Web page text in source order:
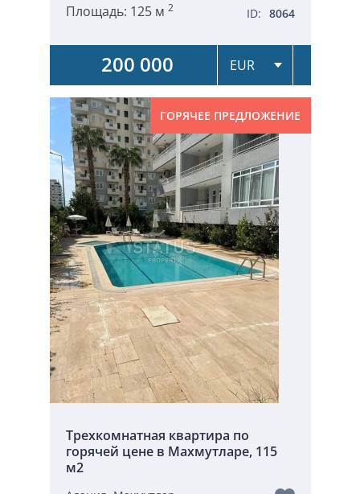
Площадь: 125 м 2 ID: 8064
200 000
ГОРЯЧЕЕ ПРЕДЛОЖЕНИЕ
Трехкомнатная квартира по
горячей цене в Махмутларе, 115
м2